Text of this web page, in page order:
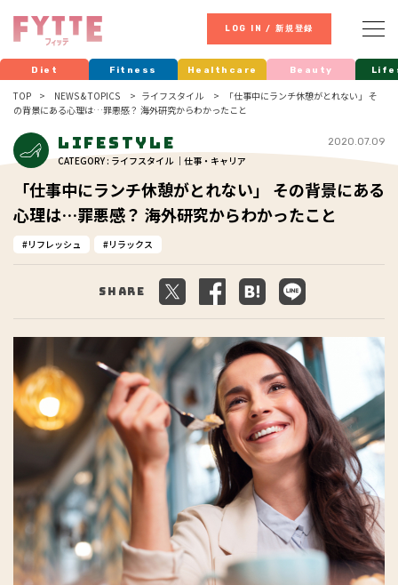
LOG IN / 新規登録
Diet Fitness Healthcare Beauty
TOP NEWS & TOPICS ライフスタイル
「仕事中にランチ休憩がとれない」 そ
の背景にある心理は…罪悪感？ 海外研究からわかったこと
Lifestyle
CATEGORY : ライフスタイル ｜仕事・キャリア
2020.07.09
「仕事中にランチ休憩がとれない」 その背景にある
心理は…罪悪感？ 海外研究からわかったこと
リフレッシュ リラックス
Share